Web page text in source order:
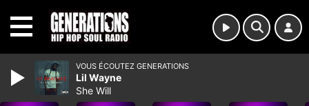
VOUS ÉCOUTEZ GENERATIONS
Lil Wayne
She Will